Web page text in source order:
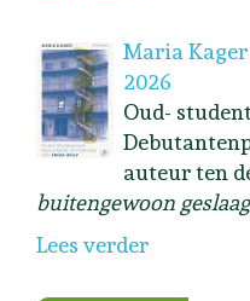
Maria
2026
Oud-
auteur ten
buitengewoon
Lees verder